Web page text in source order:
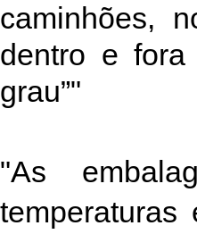
caminhões,
dentro e
grau”"
"As